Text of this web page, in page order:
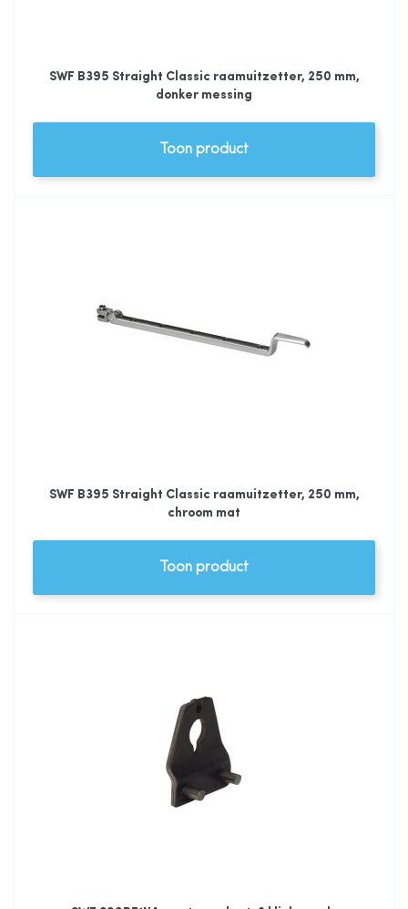
SWF B395 Straight Classic raamuitzetter, 250 mm,
donker messing
Toon product
SWF B395 Straight Classic raamuitzetter, 250 mm,
chroom mat
Toon product